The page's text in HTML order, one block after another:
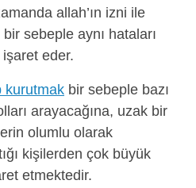
allah’ın izni ile
sebeple aynı hataları
eder.
kurutmak bir sebeple bazı
arayacağına, uzak bir
olumlu olarak
kişilerden çok büyük
etmektedir.